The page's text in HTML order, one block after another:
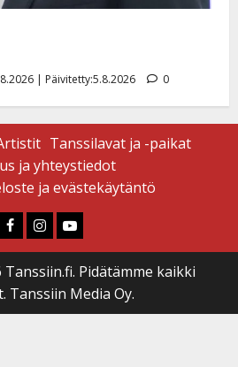
| Päivitetty:5.8.2026 0
Tanssilavat ja -paikat
ja yhteystiedot
ja evästekäytäntö
Faceboook
Instagram
Youtube
Pidätämme kaikki
Tanssiin Media Oy.